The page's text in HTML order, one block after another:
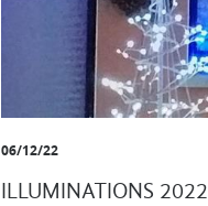
06/12/22
ILLUMINATIONS 2022